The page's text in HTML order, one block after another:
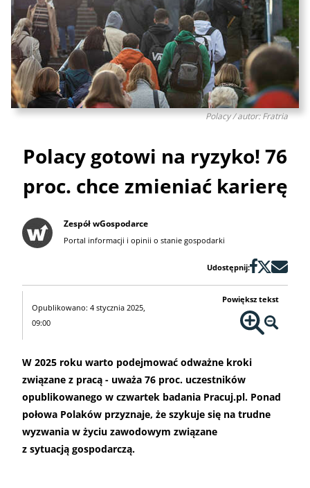
Polacy / autor: Fratria
Polacy gotowi na ryzyko! 76
proc. chce zmieniać karierę
Zespół wGospodarce
Portal informacji i opinii o stanie gospodarki
Udostępnij:
Opublikowano: 4 stycznia 2025,
09:00
Powiększ tekst
W 2025 roku warto podejmować odważne kroki
związane z pracą - uważa 76 proc. uczestników
opublikowanego w czwartek badania Pracuj.pl. Ponad
połowa Polaków przyznaje, że szykuje się na trudne
wyzwania w życiu zawodowym związane
z sytuacją gospodarczą.